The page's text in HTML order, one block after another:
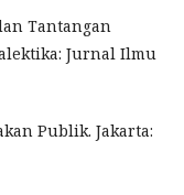
Tantangan
Jurnal Ilmu
Publik. Jakarta: